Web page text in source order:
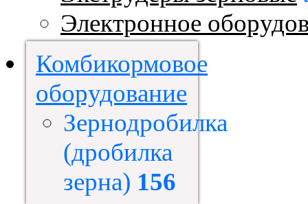
Электронное
Комбикормовое
оборудование
Зернодробилка
(дробилка
зерна) 156